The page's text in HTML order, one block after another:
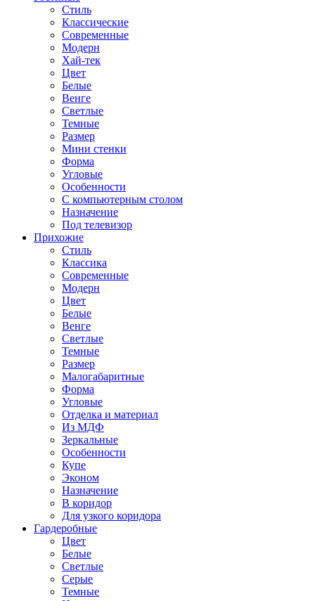
Стиль
Классические
Современные
Модерн
Хай-тек
Цвет
Белые
Венге
Светлые
Темные
Размер
Мини стенки
Форма
Угловые
Особенности
С компьютерным столом
Назначение
Под телевизор
Прихожие
Стиль
Классика
Современные
Модерн
Цвет
Белые
Венге
Светлые
Темные
Размер
Малогабаритные
Форма
Угловые
Отделка и материал
Из МДФ
Зеркальные
Особенности
Купе
Эконом
Назначение
В коридор
Для узкого коридора
Гардеробные
Цвет
Белые
Светлые
Серые
Темные